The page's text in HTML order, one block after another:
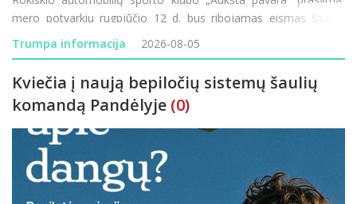
mero potvarkiu rugpjūčio 12 d. bus ribojamas eismas šiuose
rajono vietinės reikšmės keliuose: JD-70 „Prūseliai–Pa
Trumpa informacija 2026-08-05
Kviečia į naują bepiločių sistemų šaulių
komandą Pandėlyje (0)